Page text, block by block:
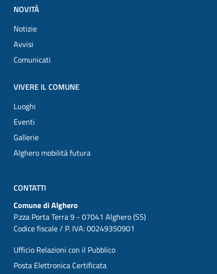
NOVITÀ
Notizie
Avvisi
Comunicati
VIVERE IL COMUNE
Luoghi
Eventi
Gallerie
Alghero mobilità futura
CONTATTI
Comune di Alghero
P.zza Porta Terra 9 - 07041 Alghero (SS)
Codice fiscale / P. IVA: 00249350901
Ufficio Relazioni con il Pubblico
Posta Elettronica Certificata